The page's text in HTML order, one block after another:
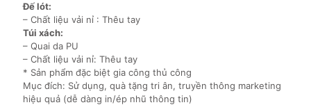
Đế lót:
– Chất liệu vải nỉ : Thêu tay
Túi xách:
– Quai da PU
– Chất liệu vải nỉ: Thêu tay
* Sản phẩm đặc biệt gia công thủ công
Mục đích: Sử dụng, quà tặng tri ân, truyền thông marketing
hiệu quả (dễ dàng in/ép nhũ thông tin)